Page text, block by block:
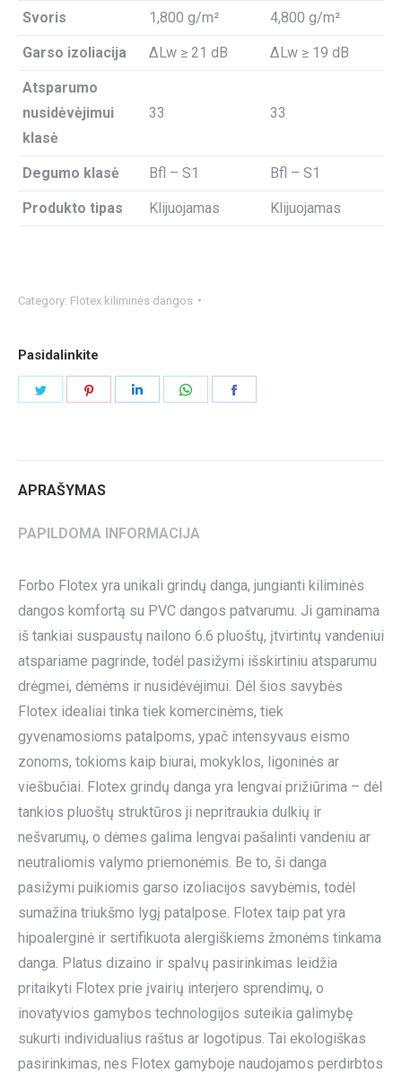
Svoris 1,800 g/m² 4,800 g/m²
Garso izoliacija ΔLw ≥ 21 dB ΔLw ≥ 19 dB
Atsparumo
nusidėvėjimui
klasė
33 33
Degumo klasė Bfl – S1 Bfl – S1
Produkto tipas Klijuojamas Klijuojamas
Category: Flotex kiliminės dangos
Pasidalinkite
APRAŠYMAS
PAPILDOMA INFORMACIJA
Forbo Flotex yra unikali grindų danga, jungianti kiliminės
dangos komfortą su PVC dangos patvarumu. Ji gaminama
iš tankiai suspaustų nailono 6.6 pluoštų, įtvirtintų vandeniui
atspariame pagrinde, todėl pasižymi išskirtiniu atsparumu
drėgmei, dėmėms ir nusidėvėjimui. Dėl šios savybės
Flotex idealiai tinka tiek komercinėms, tiek
gyvenamosioms patalpoms, ypač intensyvaus eismo
zonoms, tokioms kaip biurai, mokyklos, ligoninės ar
viešbučiai. Flotex grindų danga yra lengvai prižiūrima – dėl
tankios pluoštų struktūros ji nepritraukia dulkių ir
nešvarumų, o dėmes galima lengvai pašalinti vandeniu ar
neutraliomis valymo priemonėmis. Be to, ši danga
pasižymi puikiomis garso izoliacijos savybėmis, todėl
sumažina triukšmo lygį patalpose. Flotex taip pat yra
hipoalerginė ir sertifikuota alergiškiems žmonėms tinkama
danga. Platus dizaino ir spalvų pasirinkimas leidžia
pritaikyti Flotex prie įvairių interjero sprendimų, o
inovatyvios gamybos technologijos suteikia galimybę
sukurti individualius raštus ar logotipus. Tai ekologiškas
pasirinkimas, nes Flotex gamyboje naudojamos perdirbtos